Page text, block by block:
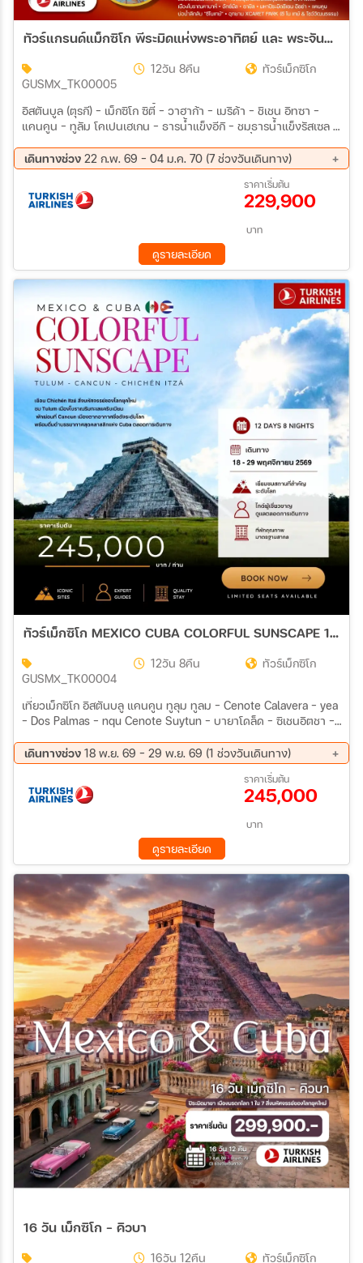
เฉพาะเดือน
เฉพาะเทศกาล
ระหว่าง
ทัวร์แกรนด์แม็กซิโก พีระมิดแห่งพระอาทิตย์ และ พระจันทร์ 12 วัน (TK) JUL - DEC 2026
GUSMX_TK00005
12วัน 8คืน ทัวร์เม็กซิโก
อิสตันบูล (ตุรกี) - เม็กซิโก ซิตี้ - วาฮาก้า - เมริด้า - ชิเชน อิทซา -
แคนคูน - ทูลัม โคเปนเฮเกน - ธารน้ำแข็งอีกิ - ชมธารน้ำแข็งรัสเซล -
สุนัขลากเลื่อน - ล่องเรือชมธารน้ำแข็งอีกิ (Hilight) - ขับรถ UTV - ฟ
ยอร์ดทาซิอุซ - จุดประวัติศาสตร์เซอเมอร์มิอูท - นูค (เมืองหลวง) -
กิจกรรมล่องเรือชมปลาวาฬ - ล่องเรือ "Icefjord cruise tour" -
หมู่บ้านร้างเกอร์นัค “Qoornoq” - ชมย่านถนนสตรอยก์ มื้อพิเศษ :
พื้นเมืองที่แคนคูน - ดินเนอร์ริมทะเลแคริบเบียน 4 ดาว
เดินทางช่วง 22 ก.พ. 69 - 04 ม.ค. 70 (7 ช่วงวันเดินทาง)
16 ก.ย. 69 - 28 ก.ย. 69
30 ก.ย. 69 - 12 ต.ค. 69
13 ต.ค. 69 - 25 ต.ค. 69
28 ต.ค. 69 - 09 พ.ย. 69
18 พ.ย. 69 - 29 พ.ย. 69
ราคาเริ่มต้น
229,900
บาท
ดูรายละเอียด
ทัวร์เม็กซิโก MEXICO CUBA COLORFUL SUNSCAPE 12วัน 8คืน (TK)
GUSMX_TK00004
12วัน 8คืน ทัวร์เม็กซิโก
เที่ยวเม็กซิโก อิสตันบลู แคนคูน ทูลุม ทูลม - Cenote Calavera - yea
- Dos Palmas - nqu Cenote Suytun - บายาโดล็ด - ซิเชนอิตชา -
Delfines - ชมพระอาทิตย์ตก - ฮาวาน่า (ดิวบา) - ทัวร์ชมเมือง - ทัว
รถดลาสสิค ฮาวาน่า (ดิวบา) - พิพิธภัณฑ์เฮมิงเวย์- หมู่บ้านโดฮิบาร์ -
ปีนาร์เดลร์โอ - เมืองวิญาเลส - Cueva del Iกอัง - แดนคูน (เม็กซิโก)
- บินต่อสู่อิสตันบูล
เดินทางช่วง 18 พ.ย. 69 - 29 พ.ย. 69 (1 ช่วงวันเดินทาง)
ราคาเริ่มต้น
245,000
บาท
ดูรายละเอียด
16 วัน เม็กซิโก – คิวบา
16วัน 12คืน ทัวร์เม็กซิโก